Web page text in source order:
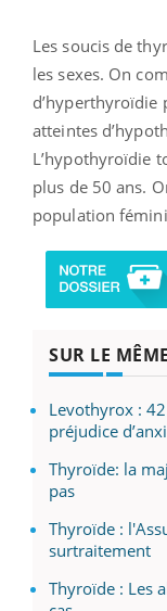
Les soucis de
les sexes. On
d’hyperthyroïdie
atteintes
L’hypothyroïdie
plus de 50 ans.
population
SUR LE
Levothyrox :
préjudice
Thyroïde: la
pas
Thyroïde :
surtraitement
Thyroïde : Les